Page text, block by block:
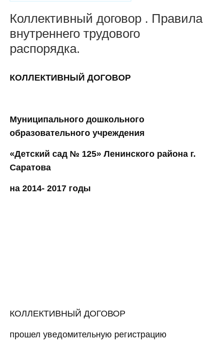
Коллективный договор . Правила
внутреннего трудового
распорядка.
КОЛЛЕКТИВНЫЙ ДОГОВОР
Муниципального дошкольного
образовательного учреждения
«Детский сад № 125» Ленинского района г.
Саратова
на 2014- 2017 годы
КОЛЛЕКТИВНЫЙ ДОГОВОР
прошел уведомительную регистрацию